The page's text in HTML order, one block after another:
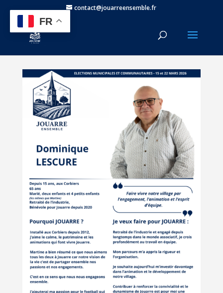
contact@jouarreensemble.fr
FR